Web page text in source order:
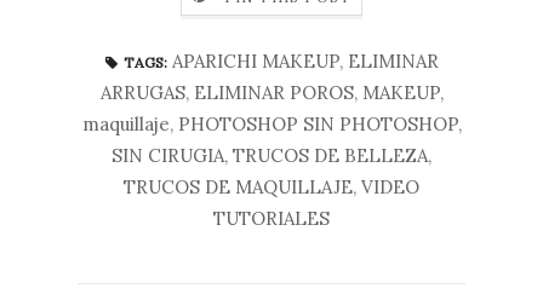
TAGS: APARICHI MAKEUP, ELIMINAR
ARRUGAS, ELIMINAR POROS, MAKEUP,
maquillaje, PHOTOSHOP SIN PHOTOSHOP,
SIN CIRUGIA, TRUCOS DE BELLEZA,
TRUCOS DE MAQUILLAJE, VIDEO
TUTORIALES